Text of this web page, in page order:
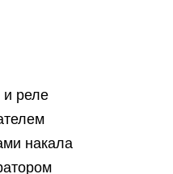
и реле
накала